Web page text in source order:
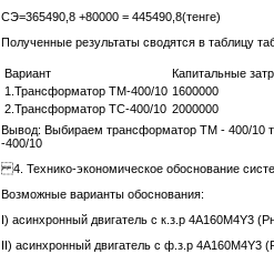
СЭ=365490,8 +80000 = 445490,8(тенге)
Полученные результаты сводятся в таблицу
Вариант
Капитальные
1.Трансформатор ТМ-400/10 1600000
2.Трансформатор ТС-400/10 2000000
Вывод: Выбираем трансформатор ТМ - 400/10
-400/10
4. Технико-экономическое обоснование
Возможные варианты обоснования:
I) асинхронный двигатель с к.з.р 4А160М4Y3
II) асинхронный двигатель с ф.з.р 4А160М4Y3